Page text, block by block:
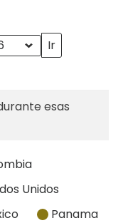
esas
Unidos
Panama